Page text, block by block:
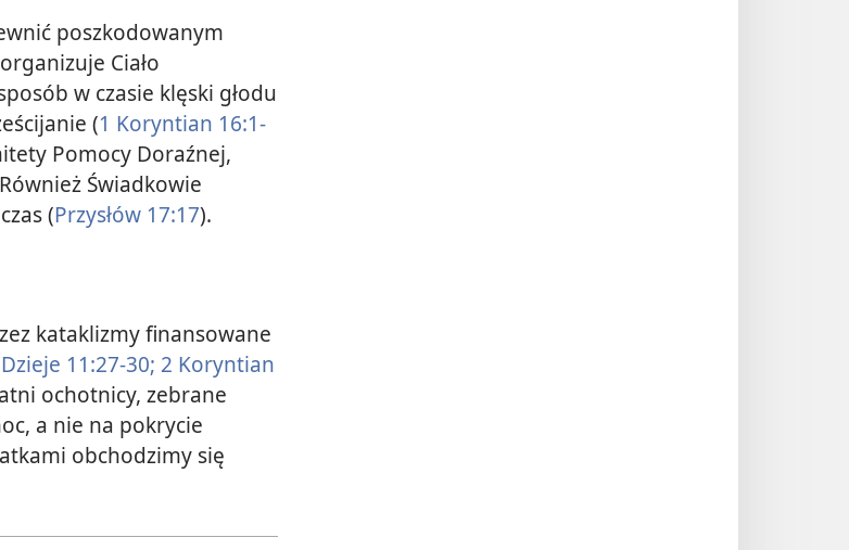
poszkodowanym
Ciało
w czasie klęski głodu
(1 Koryntian 16:1-
Pomocy Doraźnej,
Świadkowie
(Przysłów 17:17).
kataklizmy finansowane
Dzieje 11:27-30; 2 Koryntian
ochotnicy, zebrane
a nie na pokrycie
obchodzimy się